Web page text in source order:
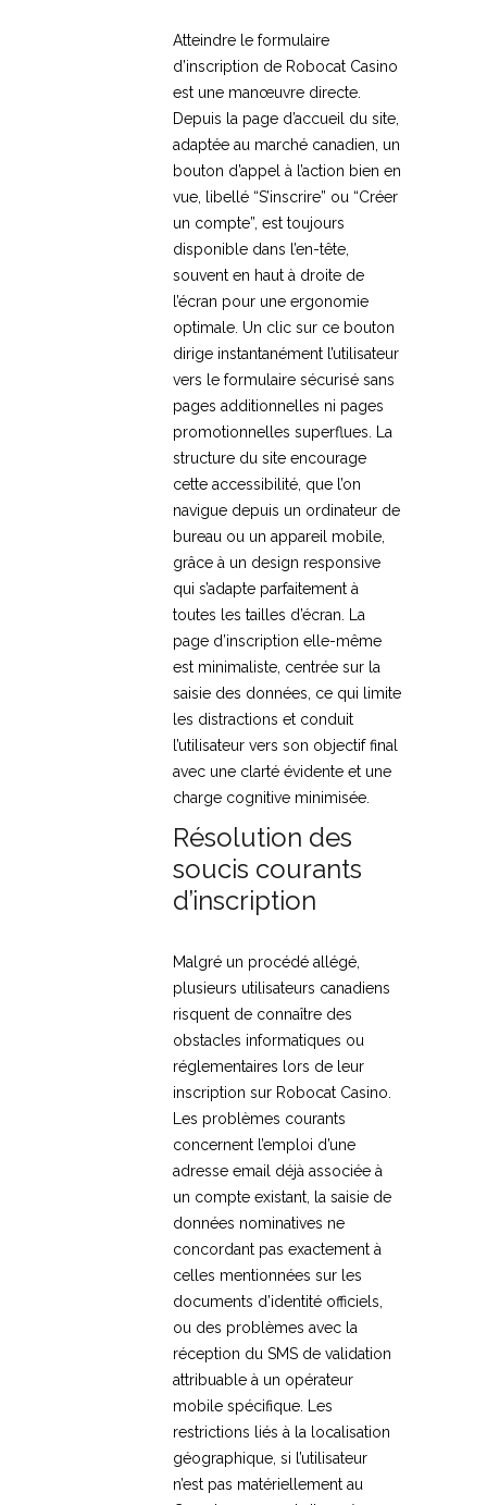
Atteindre le formulaire
d’inscription de Robocat Casino
est une manœuvre directe.
Depuis la page d’accueil du site,
adaptée au marché canadien, un
bouton d’appel à l’action bien en
vue, libellé “S’inscrire” ou “Créer
un compte”, est toujours
disponible dans l’en-tête,
souvent en haut à droite de
l’écran pour une ergonomie
optimale. Un clic sur ce bouton
dirige instantanément l’utilisateur
vers le formulaire sécurisé sans
pages additionnelles ni pages
promotionnelles superflues. La
structure du site encourage
cette accessibilité, que l’on
navigue depuis un ordinateur de
bureau ou un appareil mobile,
grâce à un design responsive
qui s’adapte parfaitement à
toutes les tailles d’écran. La
page d’inscription elle-même
est minimaliste, centrée sur la
saisie des données, ce qui limite
les distractions et conduit
l’utilisateur vers son objectif final
avec une clarté évidente et une
charge cognitive minimisée.
Résolution des
soucis courants
d’inscription
Malgré un procédé allégé,
plusieurs utilisateurs canadiens
risquent de connaître des
obstacles informatiques ou
réglementaires lors de leur
inscription sur Robocat Casino.
Les problèmes courants
concernent l’emploi d’une
adresse email déjà associée à
un compte existant, la saisie de
données nominatives ne
concordant pas exactement à
celles mentionnées sur les
documents d’identité officiels,
ou des problèmes avec la
réception du SMS de validation
attribuable à un opérateur
mobile spécifique. Les
restrictions liés à la localisation
géographique, si l’utilisateur
n’est pas matériellement au